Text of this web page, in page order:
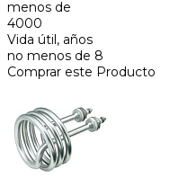
menos de
4000
Vida útil, años
no menos de 8
Comprar este Producto